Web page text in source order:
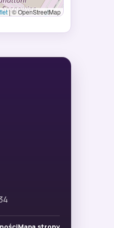
|© OpenStreetMap